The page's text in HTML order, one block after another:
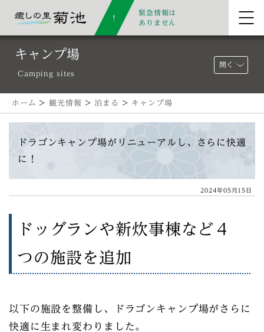
緊急情報は
ありません
キャンプ場
Camping sites
開く
ホーム >観光情報 >泊まる > キャンプ場
ドラゴンキャンプ場がリニューアルし、さらに快適
に！
2024年05月15日
ドッグランや新炊事棟など４
つの施設を追加
以下の施設を整備し、ドラゴンキャンプ場がさらに
快適に生まれ変わりました。